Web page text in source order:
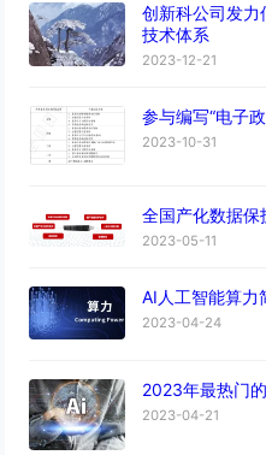
创新科公司发
技术体系
2023-12-21
参与编写“电子
2023-10-31
全国产化数据
2023-05-11
AI人工智能算力
2023-04-24
2023年最热门
2023-04-21